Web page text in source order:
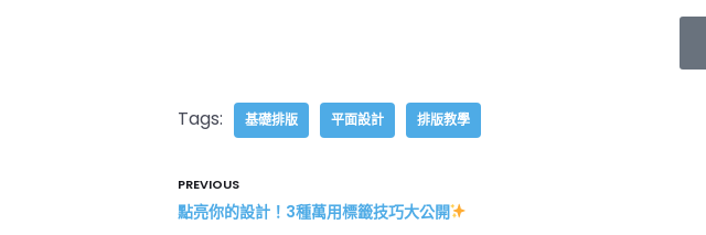
Tags: 基礎排版 平面設計 排版教學
PREVIOUS
點亮你的設計！3種萬用標籤技巧大公開